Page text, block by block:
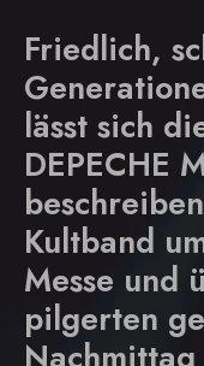
Friedlich,
lässt sich
DEPECHE
Kultband
Messe und
pilgerten